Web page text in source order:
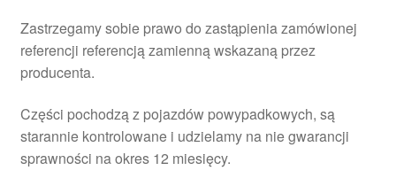
Zastrzegamy sobie prawo do zastąpienia zamówionej
referencji referencją zamienną wskazaną przez
producenta.
Części pochodzą z pojazdów powypadkowych, są
starannie kontrolowane i udzielamy na nie gwarancji
sprawności na okres 12 miesięcy.